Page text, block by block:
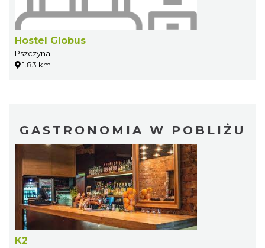
Hostel Globus
Pszczyna
1.83 km
GASTRONOMIA W POBLIŻU
K2